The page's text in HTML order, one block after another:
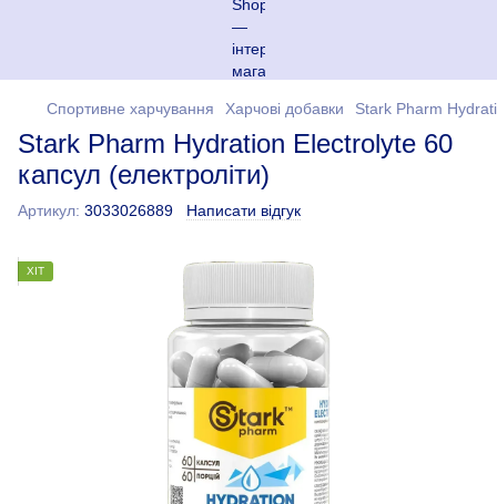
Спортивне харчування Харчові добавки Stark Pharm
Stark Pharm Hydration Electrolyte 60
капсул (електроліти)
Артикул: 3033026889 Написати відгук
ХІТ